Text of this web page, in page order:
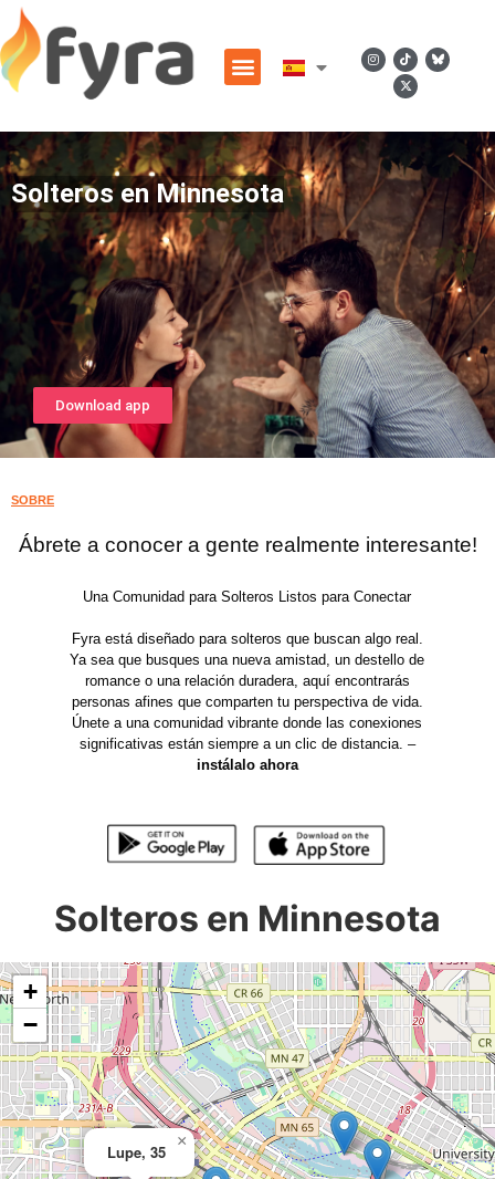
Solteros en Minnesota
Download app
SOBRE
Ábrete a conocer a gente realmente interesante!
Una Comunidad para Solteros Listos para Conectar
Fyra está diseñado para solteros que buscan algo real.
Ya sea que busques una nueva amistad, un destello de
romance o una relación duradera, aquí encontrarás
personas afines que comparten tu perspectiva de vida.
Únete a una comunidad vibrante donde las conexiones
significativas están siempre a un clic de distancia. –
instálalo ahora
Solteros en Minnesota
Lupe, 35
×
+
−